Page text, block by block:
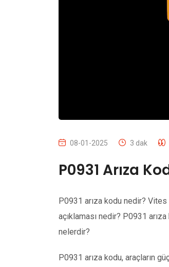
08-01-2025 3 dak
P0931 Arıza
P0931 arıza kodu nedir?
açıklaması nedir? P0931
nelerdir?
P0931 arıza kodu, araçların